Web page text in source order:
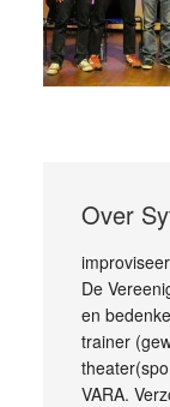
Over
De
en
trainer
VARA.